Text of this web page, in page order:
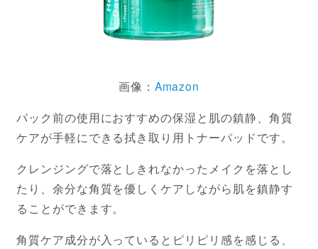
画像： Amazon
パック前の使用におすすめの保湿と肌の鎮静、角質
ケアが手軽にできる拭き取り用トナーパッドです。
クレンジングで落としきれなかったメイクを落とし
たり、余分な角質を優しくケアしながら肌を鎮静す
ることができます。
角質ケア成分が入っているとピリピリ感を感じる、